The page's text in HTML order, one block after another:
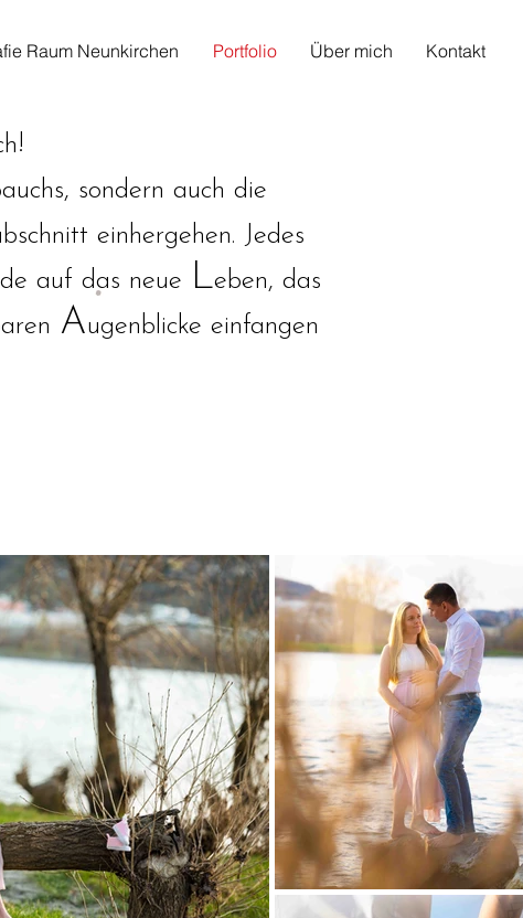
Raum Neunkirchen Portfolio Über mich Kontakt
sondern auch die
einhergehen. Jedes
auf das neue Leben, das
Augenblicke einfangen